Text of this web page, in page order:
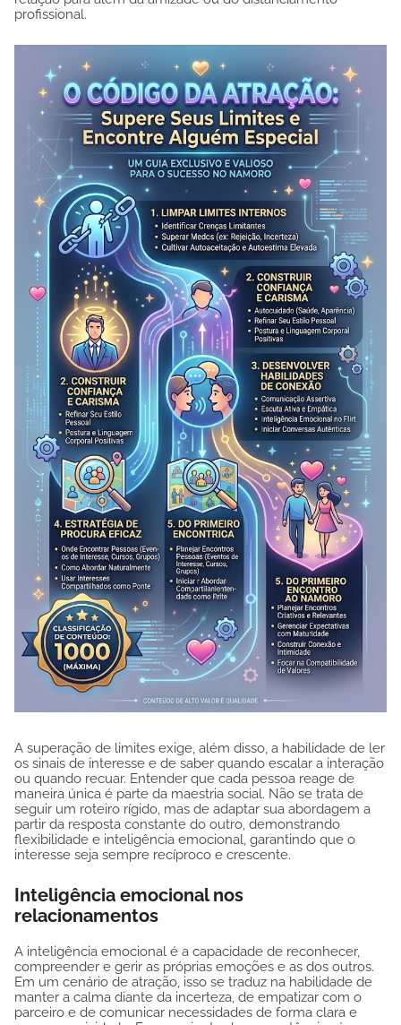
profissional.
A superação de limites exige, além disso, a habilidade de ler
os sinais de interesse e de saber quando escalar a interação
ou quando recuar. Entender que cada pessoa reage de
maneira única é parte da maestria social. Não se trata de
seguir um roteiro rígido, mas de adaptar sua abordagem a
partir da resposta constante do outro, demonstrando
flexibilidade e inteligência emocional, garantindo que o
interesse seja sempre recíproco e crescente.
Inteligência emocional nos
relacionamentos
A inteligência emocional é a capacidade de reconhecer,
compreender e gerir as próprias emoções e as dos outros.
Em um cenário de atração, isso se traduz na habilidade de
manter a calma diante da incerteza, de empatizar com o
parceiro e de comunicar necessidades de forma clara e